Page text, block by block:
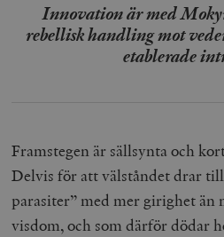
Innovation är med
rebellisk handling mot
etablerade
Framstegen är sällsynta och
Delvis för att välståndet drar
parasiter” med mer girighet än
visdom, och som därför dödar